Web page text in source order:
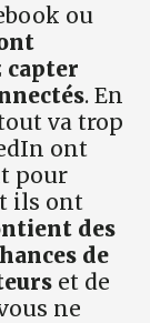
ou
capter
. En
va trop
ont
pour
ils ont
des
de
et de
ne